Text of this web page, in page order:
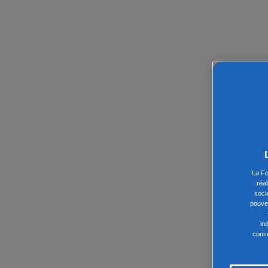
La